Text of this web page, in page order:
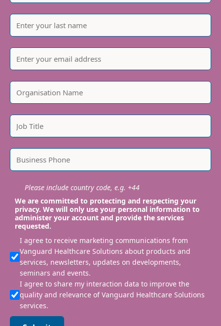
Please include country code, e.g. +44
We are committed to protecting and respecting your
privacy. We will only use your personal information to
administer your account and provide the services
requested.
I agree to receive marketing communications from
Vanguard Healthcare Solutions about products and
services, newsletters, updates on developments,
seminars and events.
I agree to share my interaction data to improve the
quality and relevance of Vanguard Healthcare Solutions
services.